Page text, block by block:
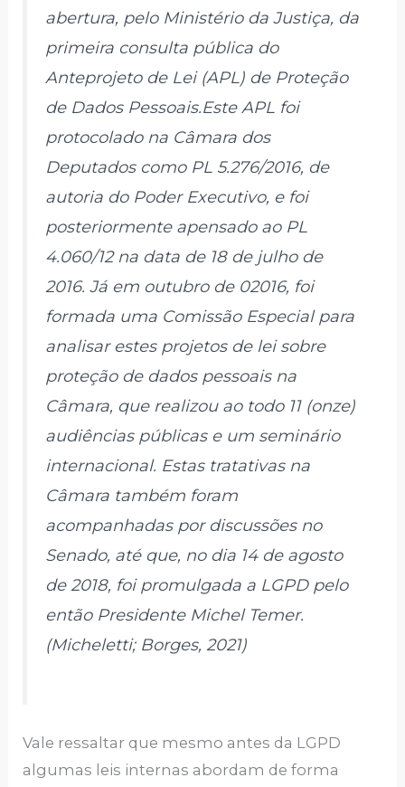
abertura, pelo Ministério da Justiça, da
primeira consulta pública do
Anteprojeto de Lei (APL) de Proteção
de Dados Pessoais.Este APL foi
protocolado na Câmara dos
Deputados como PL 5.276/2016, de
autoria do Poder Executivo, e foi
posteriormente apensado ao PL
4.060/12 na data de 18 de julho de
2016. Já em outubro de 02016, foi
formada uma Comissão Especial para
analisar estes projetos de lei sobre
proteção de dados pessoais na
Câmara, que realizou ao todo 11 (onze)
audiências públicas e um seminário
internacional. Estas tratativas na
Câmara também foram
acompanhadas por discussões no
Senado, até que, no dia 14 de agosto
de 2018, foi promulgada a LGPD pelo
então Presidente Michel Temer.
(Micheletti; Borges, 2021)
Vale ressaltar que mesmo antes da LGPD
algumas leis internas abordam de forma